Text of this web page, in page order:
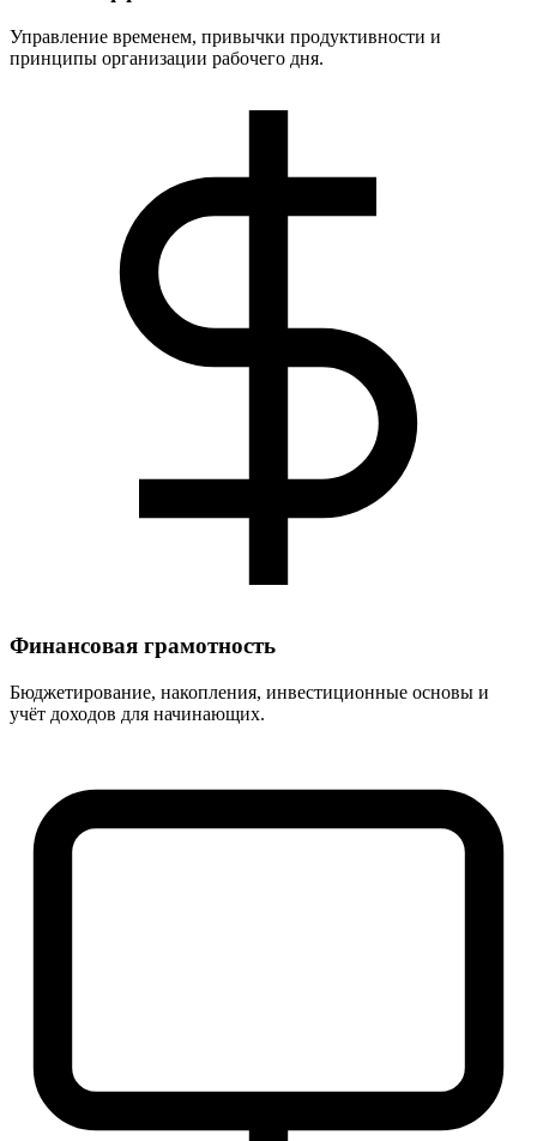
Управление временем, привычки продуктивности и
принципы организации рабочего дня.
Финансовая грамотность
Бюджетирование, накопления, инвестиционные основы и
учёт доходов для начинающих.